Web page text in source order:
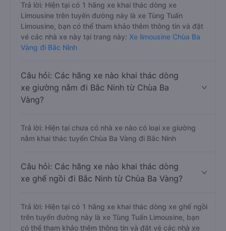
Trả lời: Hiện tại có 1 hãng xe khai thác dòng xe
Limousine trên tuyến đường này là xe Tùng Tuấn
Limousine, bạn có thể tham khảo thêm thông tin và đặt
vé các nhà xe này tại trang này: Xe limousine Chùa Ba
Vàng đi Bắc Ninh
Câu hỏi: Các hãng xe nào khai thác dòng
xe giường nằm đi Bắc Ninh từ Chùa Ba
Vàng?
Trả lời: Hiện tại chưa có nhà xe nào có loại xe giường
nằm khai thác tuyến Chùa Ba Vàng đi Bắc Ninh
Câu hỏi: Các hãng xe nào khai thác dòng
xe ghế ngồi đi Bắc Ninh từ Chùa Ba Vàng?
Trả lời: Hiện tại có 1 hãng xe khai thác dòng xe ghế ngồi
trên tuyến đường này là xe Tùng Tuấn Limousine, bạn
có thể tham khảo thêm thông tin và đặt vé các nhà xe